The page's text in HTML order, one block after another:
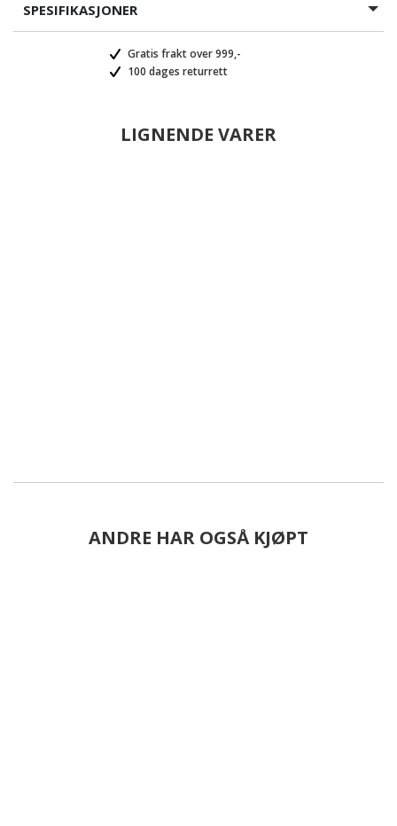
SPESIFIKASJONER
Gratis frakt over 999,-
100 dages returrett
LIGNENDE VARER
ANDRE HAR OGSÅ KJØPT